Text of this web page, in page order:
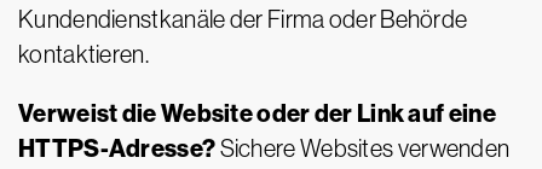
Kundendienstkanäle der Firma oder Behörde
kontaktieren.
Verweist die Website oder der Link auf eine
HTTPS-Adresse?Sichere Websites verwenden